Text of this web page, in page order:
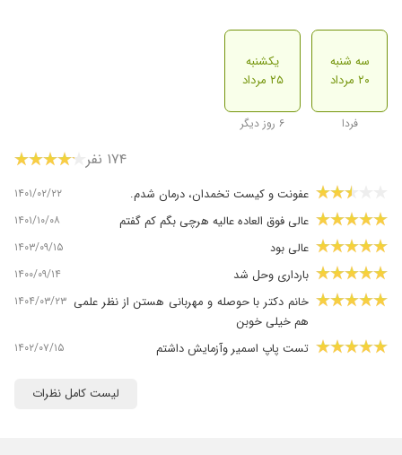
سه شنبه
۲۰ مرداد
فردا
یکشنبه
۲۵ مرداد
۶ روز دیگر
۱۷۴ نفر
عفونت و کیست تخمدان، درمان شدم. ۱۴۰۱/۰۲/۲۲
عالی فوق العاده عالیه هرچی بگم کم گفتم ۱۴۰۱/۱۰/۰۸
عالی بود ۱۴۰۳/۰۹/۱۵
بارداری وحل شد ۱۴۰۰/۰۹/۱۴
خانم دکتر با حوصله و مهربانی هستن از نظر علمی
هم خیلی خوبن
۱۴۰۴/۰۳/۲۳
تست پاپ اسمیر وآزمایش داشتم ۱۴۰۲/۰۷/۱۵
لیست کامل نظرات